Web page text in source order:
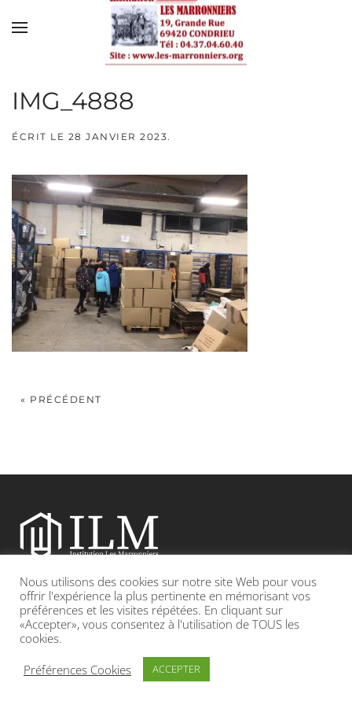
Skip to main content
IMG_4888
ÉCRIT LE 28 JANVIER 2023.
« PRÉCÉDENT
Etablissement catholique sous contrat d’association avec l’Etat
Adresse : 19, Grande rue 69420 CONDRIEU
INFOS LÉGALES POLITIQUE DE CONFIDENTIALITÉ
Nous utilisons des cookies sur notre site Web pour vous
offrir l'expérience la plus pertinente en mémorisant vos
préférences et les visites répétées. En cliquant sur
«Accepter», vous consentez à l'utilisation de TOUS les
cookies.
Préférences Cookies
ACCEPTER